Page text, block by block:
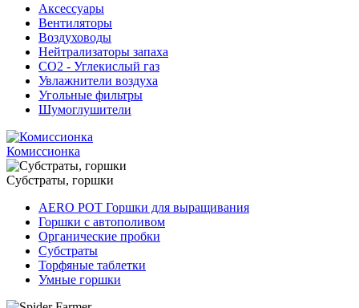
Аксессуары
Вентиляторы
Воздуховоды
Нейтрализаторы запаха
СО2 - Углекислый газ
Увлажнители воздуха
Угольные фильтры
Шумоглушители
Комиссионка
Субстраты, горшки
AERO POT Горшки для выращивания
Горшки с автополивом
Органические пробки
Субстраты
Торфяные таблетки
Умные горшки